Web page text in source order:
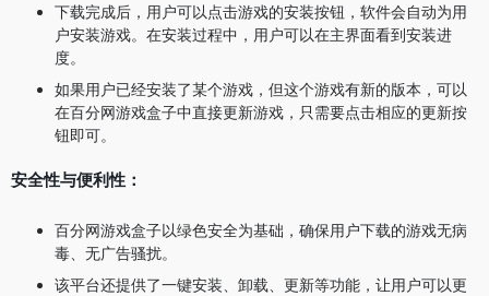
下载完成后，用户可以点击游戏的安装按钮，软件会自动为用
户安装游戏。在安装过程中，用户可以在主界面看到安装进
度。
如果用户已经安装了某个游戏，但这个游戏有新的版本，可以
在百分网游戏盒子中直接更新游戏，只需要点击相应的更新按
钮即可。
安全性与便利性：
百分网游戏盒子以绿色安全为基础，确保用户下载的游戏无病
毒、无广告骚扰。
该平台还提供了一键安装、卸载、更新等功能，让用户可以更